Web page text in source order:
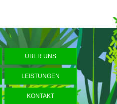
ÜBER UNS
LEISTUNGEN
KONTAKT